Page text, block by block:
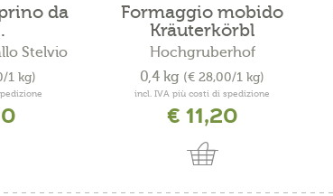
da
Stelvio
1 kg)
Formaggio mobido
Kräuterkörbl
Hochgruberhof
0,4 kg (€ 28,00/1 kg)
incl. IVA più costi di spedizione
€ 11,20